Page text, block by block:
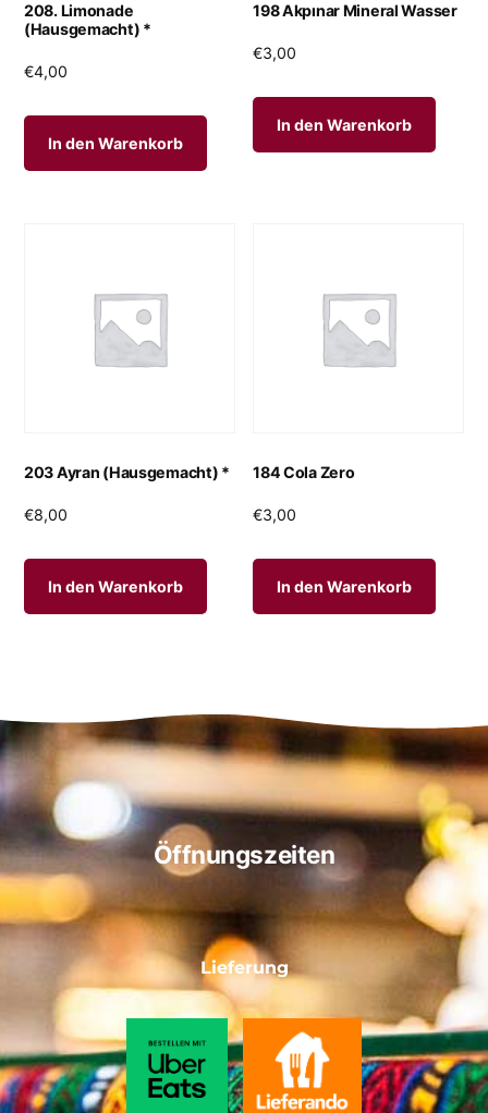
208. Limonade
(Hausgemacht) *
€4,00
In den Warenkorb
198 Akpınar Mineral Wasser
€3,00
In den Warenkorb
203 Ayran (Hausgemacht) *
€8,00
In den Warenkorb
184 Cola Zero
€3,00
In den Warenkorb
Öffnungszeiten
Lieferung